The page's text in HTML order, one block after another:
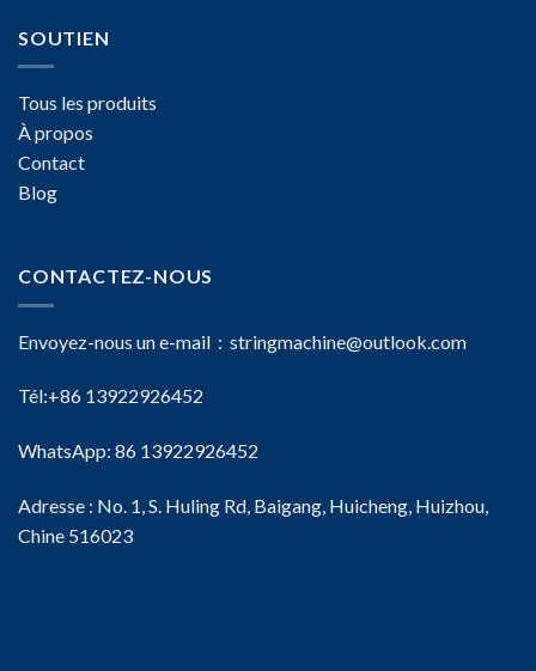
SOUTIEN
Tous les produits
À propos
Contact
Blog
CONTACTEZ-NOUS
Envoyez-nous un e-mail： stringmachine@outlook.com
Tél:+86 13922926452
WhatsApp: 86 13922926452
Adresse : No. 1, S. Huling Rd, Baigang, Huicheng, Huizhou,
Chine 516023